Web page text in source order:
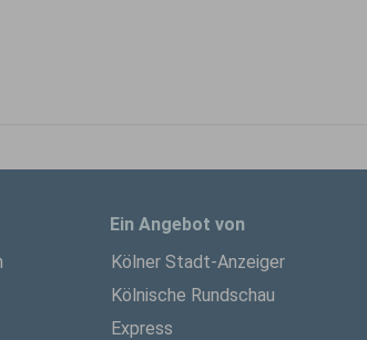
Ein Angebot von
Kölner Stadt-Anzeiger
Kölnische Rundschau
Express